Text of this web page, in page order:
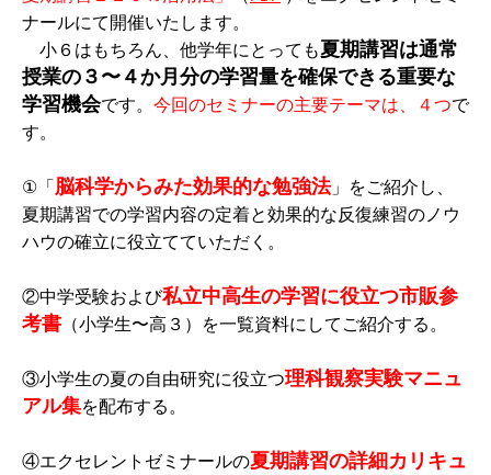
プライバシーポリシー
お問い合わせ
ナールにて開催いたします。
小６はもちろん、他学年にとっても夏期講習は通常
授業の３〜４か月分の学習量を確保できる重要な
学習機会です。 今回のセミナーの主要テーマは、４つで
す。
①「 脳科学からみた効果的な勉強法」をご紹介し、
夏期講習での学習内容の定着と効果的な反復練習のノウ
ハウの確立に役立てていただく。
②中学受験および私立中高生の学習に役立つ市販参
考書 （小学生〜高３）を一覧資料にしてご紹介する。
③小学生の夏の自由研究に役立つ理科観察実験マニュ
アル集を配布する。
④エクセレントゼミナールの夏期講習の詳細カリキュ